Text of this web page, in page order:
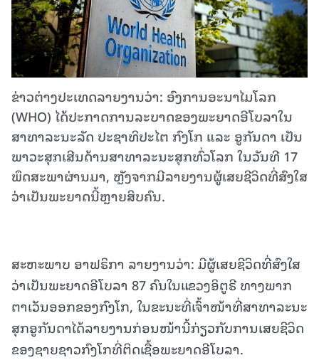
ຂ່າວຕ່າງປະເທດລາຍງານວ່າ: ອົງການອະນາໄມໂລກ
(WHO) ໄດ້ປະກາດການລະບາດຂອງພະຍາດອີໂບລາໃນ
ສາທາລະນະລັດ ປະຊາທິປະໄຕ ກົງໂກ ແລະ ອູກັນດາ ເປັນ
ພາວະສຸກເສີນດ້ານສາທາລະນະສຸກທົ່ວໂລກ ໃນວັນທີ 17
ພຶດສະພາຜ່ານມາ, ຫຼັງຈາກມີລາຍງານຜູ້ເສຍຊີວິດທີ່ສົງໃສ
ວ່າເປັນພະຍາດນີ້ຫຼາຍສິບຄົນ.
ສະຫະພາບ ອາຟຣິກາ ລາຍງານວ່າ: ມີຜູ້ເສຍຊີວິດທີ່ສົງໃສ
ວ່າເປັນພະຍາດອີໂບລາ 87 ຄົນໃນແຂວງອິຕູຣີ ທາງພາກ
ຕາເວັນອອກຂອງກົງໂກ, ໃນຂະນະທີ່ເຈົ້າໜ້າທີ່ສາທາລະນະ
ສຸກອູກັນດາໄດ້ລາຍງານກ່ອນໜ້ານີ້ກ່ຽວກັບການເສຍຊີວິດ
ຂອງຊາຍຊາວກົງໂກທີ່ຕິດເຊື້ອພະຍາດອີໂບລາ.